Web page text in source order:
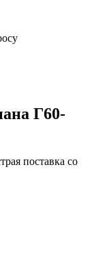
Г60-
поставка со